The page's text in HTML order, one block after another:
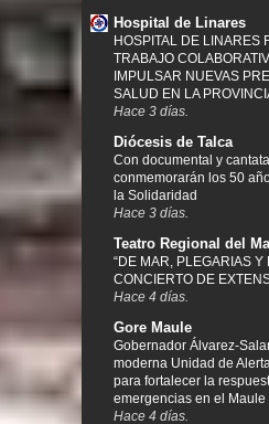
Hospital de Linares
HOSPITAL DE LINARES
TRABAJO
IMPULSAR NUEVAS
SALUD EN LA
Hace 3 días.
Diócesis de Talca
Con documental y
conmemorarán los 50
la Solidaridad
Hace 3 días.
Teatro Regional del
“DE MAR, PLEGARIAS Y
CONCIERTO DE
Hace 4 días.
Gore Maule
Gobernador Álvarez-
moderna Unidad de
para fortalecer la
emergencias en el Maule
Hace 4 días.